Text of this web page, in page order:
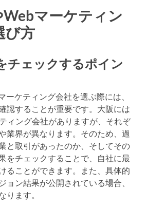
Webマーケティン
び方
チェックするポイン
ーケティング会社を選ぶ際には、
認することが重要です。大阪には
ィング会社がありますが、それぞ
業界が異なります。そのため、過
と取引があったのか、そしてその
をチェックすることで、自社に最
ることができます。また、具体的
ョン結果が公開されている場合、
ります。